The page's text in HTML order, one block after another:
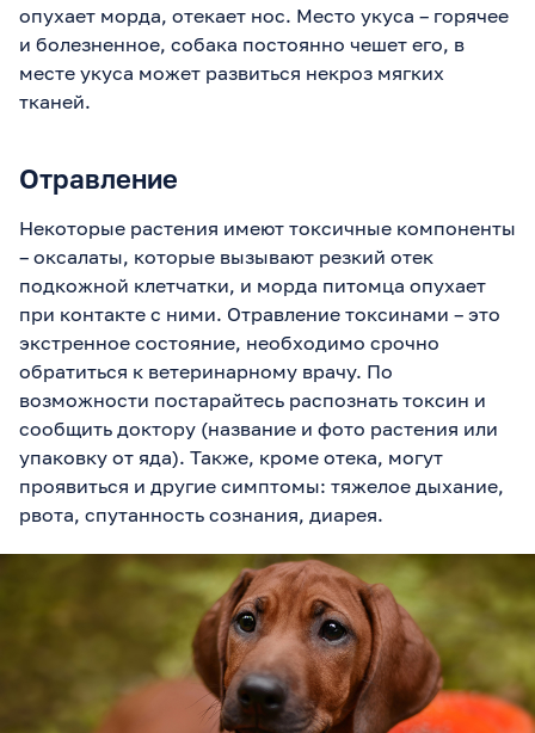
опухает морда, отекает нос. Место укуса – горячее
и болезненное, собака постоянно чешет его, в
месте укуса может развиться некроз мягких
тканей.
Отравление
Некоторые растения имеют токсичные компоненты
– оксалаты, которые вызывают резкий отек
подкожной клетчатки, и морда питомца опухает
при контакте с ними. Отравление токсинами – это
экстренное состояние, необходимо срочно
обратиться к ветеринарному врачу. По
возможности постарайтесь распознать токсин и
сообщить доктору (название и фото растения или
упаковку от яда). Также, кроме отека, могут
проявиться и другие симптомы: тяжелое дыхание,
рвота, спутанность сознания, диарея.